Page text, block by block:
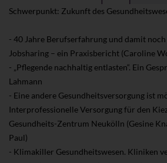
Schwerpunkt: Zukunft des
- 40 Jahre Berufserfahrung und damit noch
Jobsharing – ein Praxisbericht (Caroline
- „Pflegende nachhaltig entlasten“. Ein
Lahmann
- Eine andere Gesundheitsversorgung ist
Interprofessionelle Versorgung für den
Gesundheits-Zentrum Neukölln (Gesine
Paul)
- Klimakiller Gesundheitswesen. Kliniken